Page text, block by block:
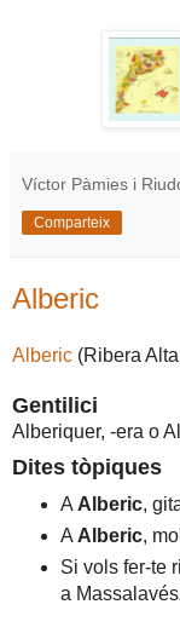
Víctor Pàmies i
Comparteix
Alberic
Alberic (Ribera
Gentilici
Alberiquer, -era o
Dites tòpiques
A Alberic,
A Alberic,
Si vols fer-te
a Massalavés